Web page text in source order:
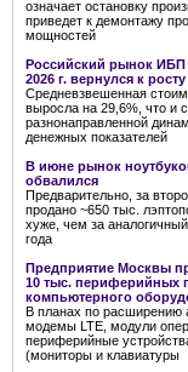
означает остановку
приведет к демонтажу
мощностей
Российский рынок ИБП
2026 г. вернулся к росту
Средневзвешенная
выросла на 29,6%, что и
разнонаправленной
денежных показателей
В июне рынок
обвалился
Предварительно, за
продано ~650 тыс.
хуже, чем за
года
Предприятие Москвы
10 тыс. периферийных
компьютерного
В планах по расширению
модемы LTE, модули
периферийные
(мониторы и клавиатуры